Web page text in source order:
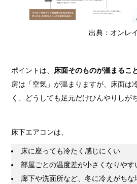
出典：オンレイ
ポイントは、 床面そのものが温まるこ
房は「空気」が温まりますが、床面は
く、どうしても足元だけひんやりしが
床下エアコンは、
床に座っても冷たく感じにくい
部屋ごとの温度差が小さくなりやす
廊下や洗面所など、冬に冷えがち